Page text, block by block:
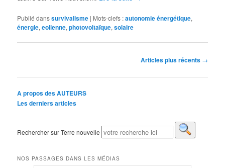
Publié danssurvivalisme | Mots-clefs :autonomie énergétique,
énergie,eolienne,photovoltaïque,solaire
Articles plus récents →
A propos des AUTEURS
Les derniers articles
Rechercher sur Terre nouvelle
NOS PASSAGES DANS LES MÉDIAS